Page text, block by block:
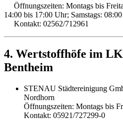
Öffnungszeiten: Montags bis
14:00 bis 17:00 Uhr; Samstags:
Kontakt: 02562/712961
4. Wertstoffhöfe im
Bentheim
STENAU Städtereinigung
Nordhorn
Öffnungszeiten: Montags bis
Kontakt: 05921/727299-0